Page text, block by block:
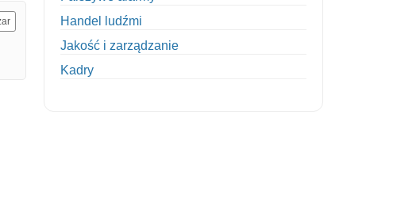
Handel ludźmi
Jakość i zarządzanie
Kadry